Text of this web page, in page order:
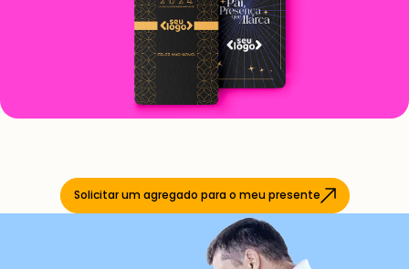
Solicitar um agregado para o meu presente